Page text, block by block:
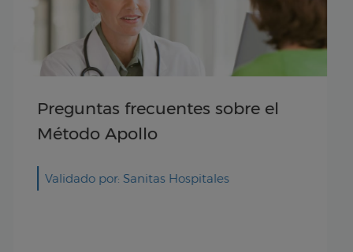
Método Apollo: resultados y
opiniones tras la reducción de